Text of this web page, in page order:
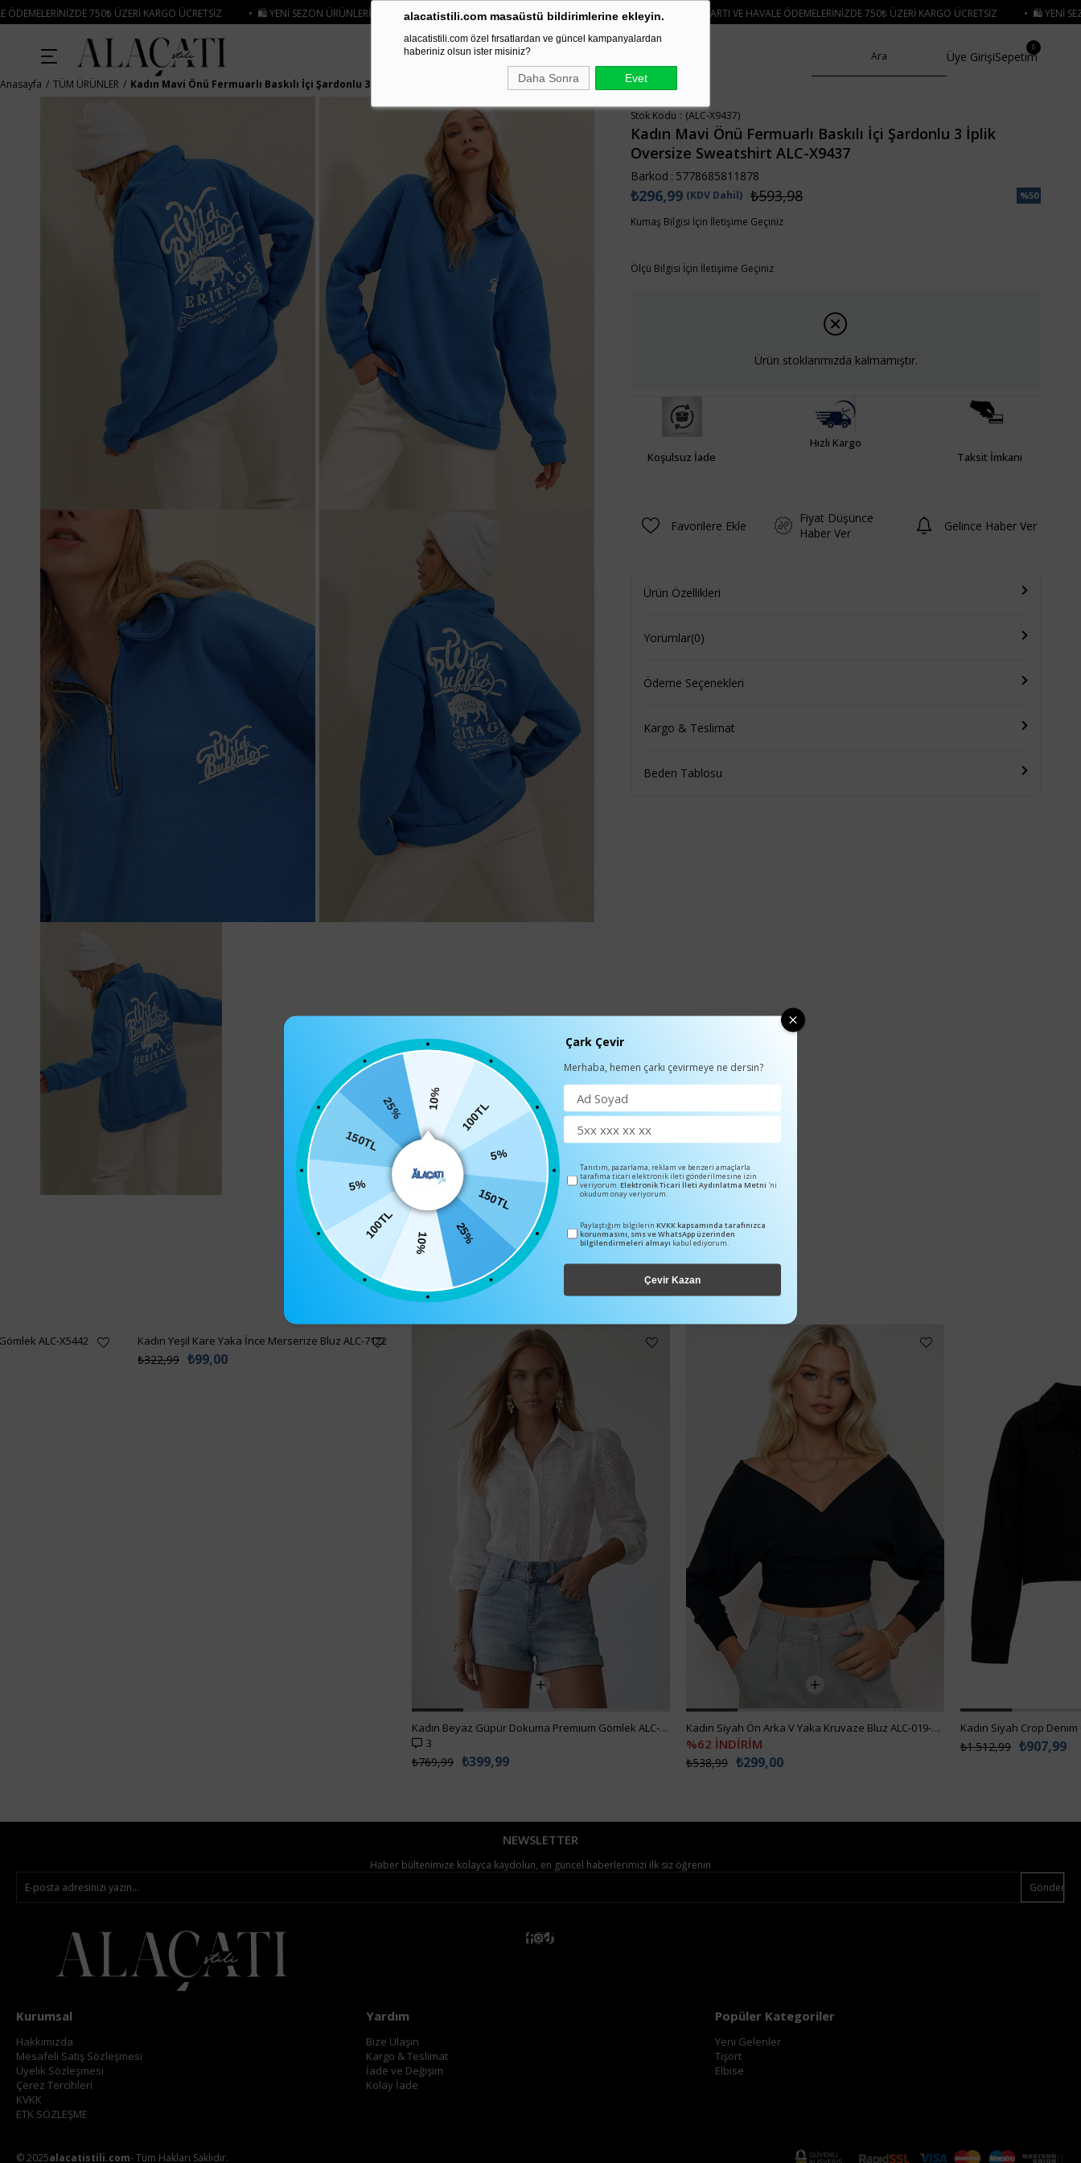
alacatistili.com masaüstü bildirimlerine ekleyin.
alacatistili.com özel fırsatlardan ve güncel kampanyalardan
haberiniz olsun ister misiniz?
Daha Sonra Evet
KARGO ÜCRETSIZ • 🛍️ YENI SEZON ÜRÜNLERINDE 2 ÜRÜN VE ÜZERI SIPARIŞLERDE SEPETTE%15 İNDIRIM • 🚚 KREDI KARTI VE HAVALE ÖDEMELERINIZDE 750₺ ÜZERI KARGO ÜCRETSIZ • 🛍️ YENI SEZON ÜRÜNLERINDE 2 ÜRÜN
Üye GirişiSepetim
0
Anasayfa TÜM ÜRÜNLER Kadın Mavi Önü Fermuarlı Baskılı İçi Şardonlu 3 İplik Oversize Sweatshirt ALC-X9437
Stok Kodu (ALC-X9437)
Kadın Mavi Önü Fermuarlı Baskılı İçi Şardonlu 3 İplik
Oversize Sweatshirt ALC-X9437
Barkod : 5778685811878
%50
₺593,98
₺296,99 (KDV Dahil)
Kumaş Bilgisi İçin İletişime Geçiniz
Ölçü Bilgisi İçin İletişime Geçiniz
Ürün stoklarımızda kalmamıştır.
Koşulsuz İade
Hızlı Kargo
Taksit İmkanı
Favorilere Ekle
Fiyat Düşünce
Haber Ver
Gelince Haber Ver
Ürün Özellikleri
Yorumlar(0)
Ödeme Seçenekleri
Kargo & Teslimat
Beden Tablosu
BENZER ÜRÜNLER
ALC-X5442 Kadın Yeşil Kare Yaka İnce Merserize Bluz ALC-7122
₺99,00
₺322,99
Kadın Beyaz Güpür Dokuma Premıum Gömlek ALC-X4366
3
₺399,99
₺769,99
Kadın Siyah Ön Arka V Yaka Kruvaze Bluz ALC-019-053-BLZ
%62 İNDİRİM
₺299,00
₺538,99
Kadın Siyah Crop
₺907,99
₺1.512,99
NEWSLETTER
Haber bültenimize kolayca kaydolun, en güncel haberlerimizi ilk siz öğrenin
Gönder
Kurumsal
Hakkımızda
Mesafeli Satış Sözleşmesi
Üyelik Sözleşmesi
Çerez Tercihleri
KVKK
ETK SÖZLEŞME
Yardım
Bize Ulaşın
Kargo & Teslimat
İade ve Değişim
Kolay İade
Popüler Kategoriler
Yeni Gelenler
Tişört
Elbise
© 2025alacatistili.com- Tüm Hakları Saklıdır.
10% 100TL
5%
150TL
25%
10%
100TL
5%
150TL
25%
Çark Çevir
Merhaba, hemen çarkı çevirmeye ne dersin?
Tanıtım, pazarlama, reklam ve benzeri amaçlarla
tarafıma ticari elektronik ileti gönderilmesine izin
veriyorum. Elektronik Ticari İleti Aydınlatma Metni 'ni
okudum onay veriyorum.
Paylaştığım bilgilerin KVKK kapsamında tarafınızca
korunmasını, sms ve WhatsApp üzerinden
bilgilendirmeleri almayı kabul ediyorum.
Çevir Kazan